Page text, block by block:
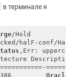
в терминале я
/Hold
halF-
,Err:
Description
Oracle